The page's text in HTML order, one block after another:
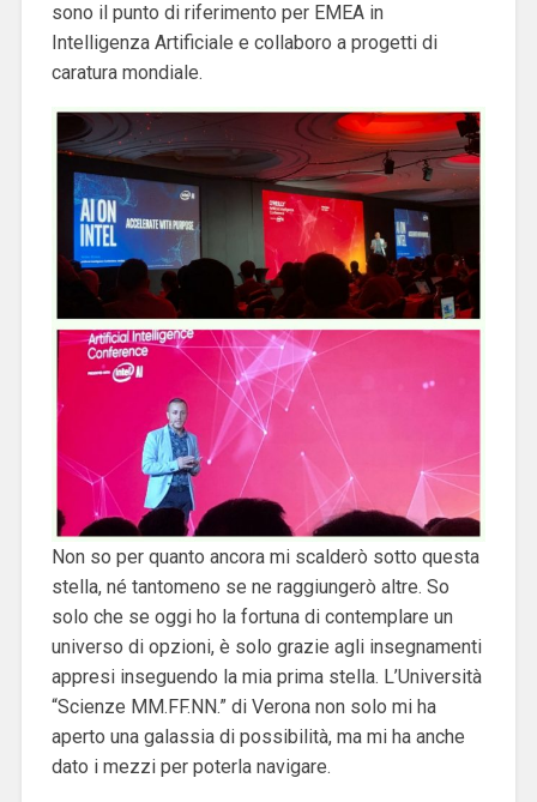
sono il punto di riferimento per EMEA in
Intelligenza Artificiale e collaboro a progetti di
caratura mondiale.
Non so per quanto ancora mi scalderò sotto questa
stella, né tantomeno se ne raggiungerò altre. So
solo che se oggi ho la fortuna di contemplare un
universo di opzioni, è solo grazie agli insegnamenti
appresi inseguendo la mia prima stella. L’Università
“Scienze MM.FF.NN.” di Verona non solo mi ha
aperto una galassia di possibilità, ma mi ha anche
dato i mezzi per poterla navigare.